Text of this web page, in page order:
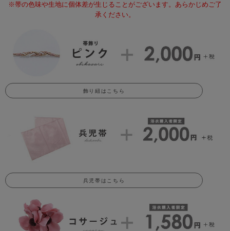
※帯の色味や生地に個体差が生じることがございます。あらかじめご了
承ください。
飾り紐はこちら
兵児帯はこちら